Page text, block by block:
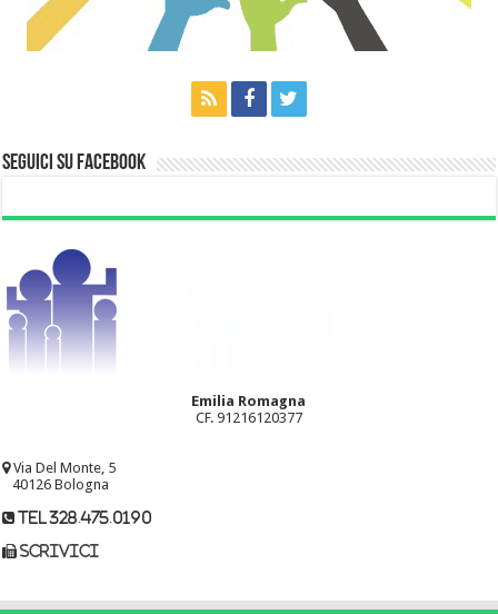
Seguici su Facebook
Emilia Romagna
CF. 91216120377
Via Del Monte, 5
40126 Bologna
tel 328.475.0190
scrivici